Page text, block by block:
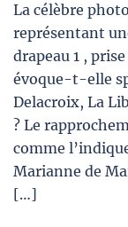
La célèbre
représentant
drapeau 1 ,
évoque-t-elle
Delacroix, La
? Le
comme
Marianne de
[…]